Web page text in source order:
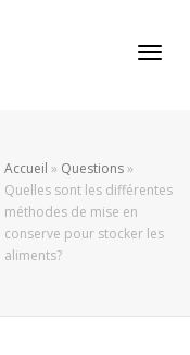
Accueil » Questions»
Quelles sont les différentes
méthodes de mise en
conserve pour stocker les
aliments?